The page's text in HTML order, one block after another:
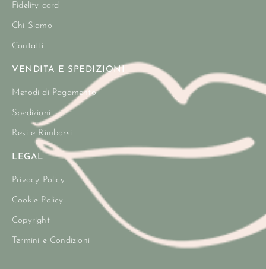
Fidelity card
Chi Siamo
Contatti
VENDITA E SPEDIZIONI
Metodi di Pagamento
Spedizioni
Resi e Rimborsi
LEGAL
Privacy Policy
Cookie Policy
Copyright
Termini e Condizioni